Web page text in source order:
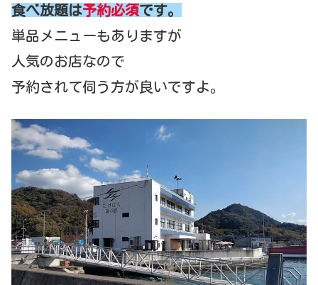
食べ放題は予約必須です。
単品メニューもありますが
人気のお店なので
予約されて伺う方が良いですよ。